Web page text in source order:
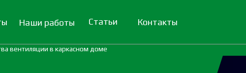
Наши работы Статьи Контакты
вентиляции в каркасном доме